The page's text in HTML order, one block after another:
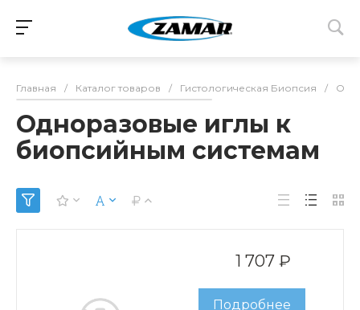
Главная / Каталог товаров / Гистологическая Биопсия /
Одноразовые иглы к
биопсийным системам
1 707 ₽
Подробнее